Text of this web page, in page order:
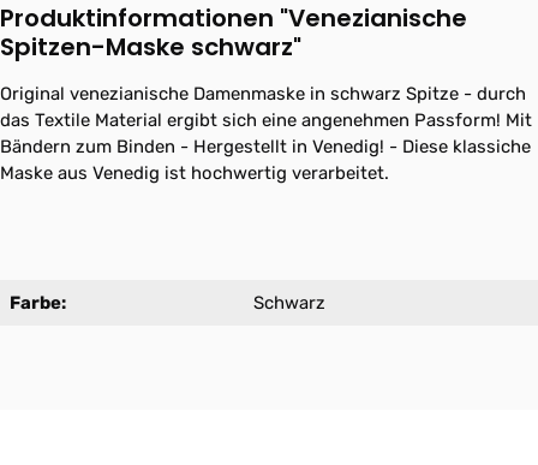
Produktinformationen "Venezianische
Spitzen-Maske schwarz"
Original venezianische Damenmaske in schwarz Spitze - durch
das Textile Material ergibt sich eine angenehmen Passform! Mit
Bändern zum Binden - Hergestellt in Venedig! - Diese klassiche
Maske aus Venedig ist hochwertig verarbeitet.
Farbe: Schwarz